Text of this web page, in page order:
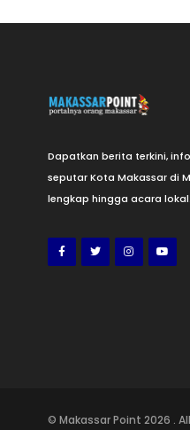
Dapatkan berita terkini,
seputar Kota Makassar di
lengkap hingga acara lokal.
© Makassar Point 2026 .